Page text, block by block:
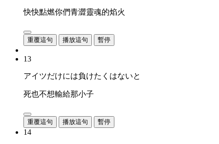
快快點燃你們青澀靈魂的焰火
重覆這句 播放這句 暫停
13
アイツだけには負けたくはないと
死也不想輸給那小子
重覆這句 播放這句 暫停
14